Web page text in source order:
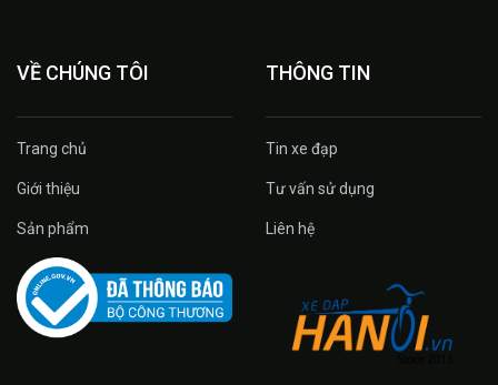
VỀ CHÚNG TÔI
Trang chủ
Giới thiệu
Sản phẩm
THÔNG TIN
Tin xe đạp
Tư vấn sử dụng
Liên hệ